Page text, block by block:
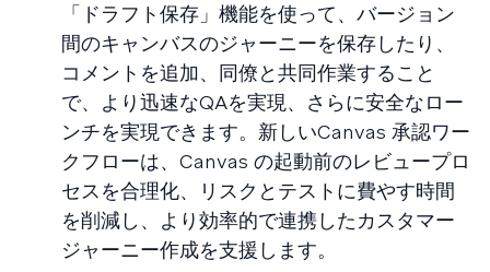
「ドラフト保存」機能を使って、バージョン
間のキャンバスのジャーニーを保存したり、
コメントを追加、同僚と共同作業すること
で、より迅速なQAを実現、さらに安全なロー
ンチを実現できます。新しいCanvas 承認ワー
クフローは、Canvas の起動前のレビュープロ
セスを合理化、リスクとテストに費やす時間
を削減し、より効率的で連携したカスタマー
ジャーニー作成を支援します。